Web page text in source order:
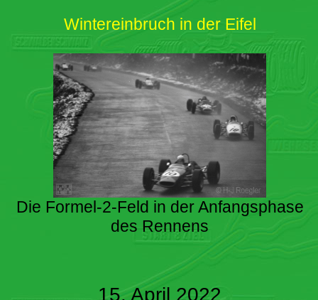
Wintereinbruch in der Eifel
Die Formel-2-Feld in der Anfangsphase
des Rennens
15. April 2022